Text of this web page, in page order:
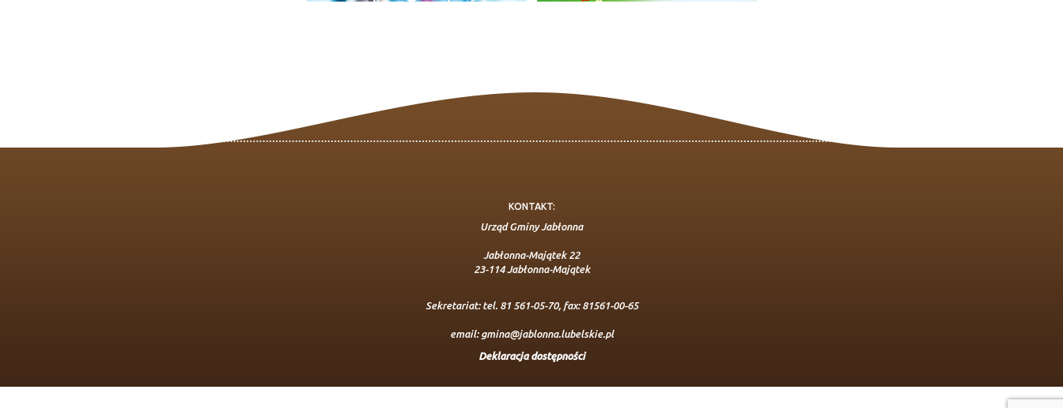
KONTAKT:
Urząd Gminy Jabłonna
Jabłonna-Majątek 22
23-114 Jabłonna-Majątek
Sekretariat: tel. 81 561-05-70, fax: 81561-00-65
email: gmina@jablonna.lubelskie.pl
Deklaracja dostępności